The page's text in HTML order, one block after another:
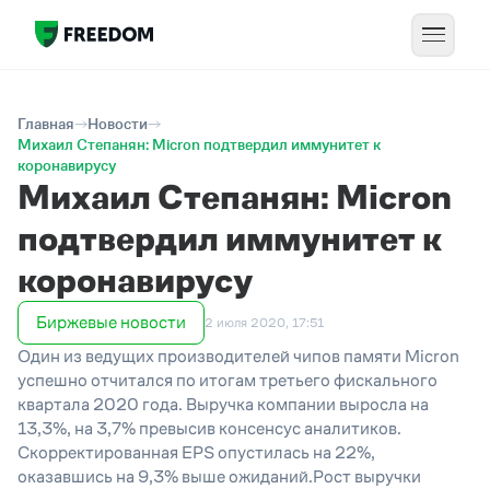
Главная
Новости
Михаил Степанян: Micron подтвердил иммунитет к
коронавирусу
Михаил Степанян: Micron
подтвердил иммунитет к
коронавирусу
Биржевые новости 2 июля 2020, 17:51
Один из ведущих производителей чипов памяти Micron
успешно отчитался по итогам третьего фискального
квартала 2020 года. Выручка компании выросла на
13,3%, на 3,7% превысив консенсус аналитиков.
Скорректированная EPS опустилась на 22%,
оказавшись на 9,3% выше ожиданий.Рост выручки